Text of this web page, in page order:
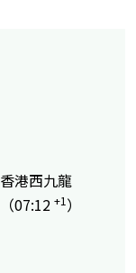
香港西九龍
（07:12 +1 ）